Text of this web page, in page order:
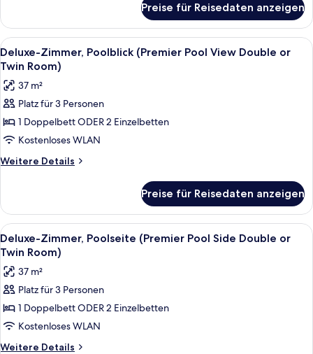
Room)
anzeigen
Zimmer
(Deluxe
Double
or
Room)
Preise für Reisedaten anzeigen
Alle
Fotos
für
Deluxe-
Zimmer,
Poolblick
(Premier
Pool
or
Twin
Room)
anzeigen
Ein Hotelzimmer mit Bett,
7
Deluxe-Zimmer, Poolblick (Premier Pool View Double or
Twin Room)
37 m²
Platz für 3 Personen
1 Doppelbett ODER 2 Einzelbetten
Kostenloses WLAN
Weitere Details
Weitere
Zimmer,
Poolblick
(Premier
Pool
Double
or
Room)
Preise für Reisedaten anzeigen
Alle
Fotos
für
Deluxe-
Zimmer,
Poolseite
(Premier
Pool
Ein modernes Hotelzimmer mit Bett,
5
Deluxe-Zimmer, Poolseite (Premier Pool Side Double or
Twin Room)
37 m²
Platz für 3 Personen
1 Doppelbett ODER 2 Einzelbetten
Kostenloses WLAN
Weitere Details
Weitere